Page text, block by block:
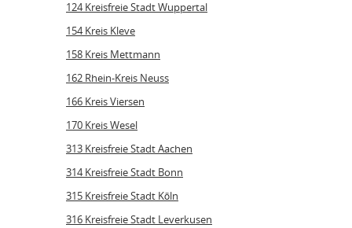
124 Kreisfreie Stadt Wuppertal
154 Kreis Kleve
158 Kreis Mettmann
162 Rhein-Kreis Neuss
166 Kreis Viersen
170 Kreis Wesel
313 Kreisfreie Stadt Aachen
314 Kreisfreie Stadt Bonn
315 Kreisfreie Stadt Köln
316 Kreisfreie Stadt Leverkusen